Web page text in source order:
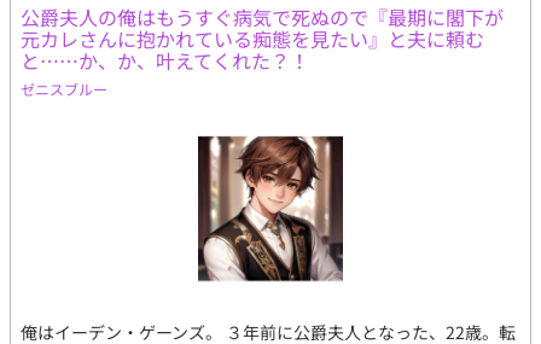
公爵夫人の俺はもうすぐ病気で死ぬので『最期に閣下が
元カレさんに抱かれている痴態を見たい』と夫に頼む
と……か、か、叶えてくれた？！
ゼニスブルー
俺はイーデン・ゲーンズ。 ３年前に公爵夫人となった、22歳。転